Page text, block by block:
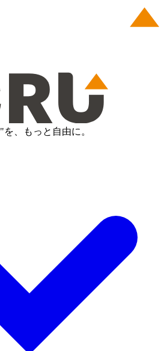
"を、もっと自由に。